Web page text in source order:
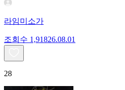
라임미소가
조회수 1,91826.08.01
28